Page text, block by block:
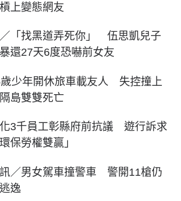
上變態網友
「找黑道弄死你」 伍思凱兒子
還27天6度恐嚇前女友
少年開休旅車載友人 失控撞上
島雙雙死亡
3千員工彰縣府前抗議 遊行訴求
環保勞權雙贏」
／男女駕車撞警車 警開11槍仍
逸